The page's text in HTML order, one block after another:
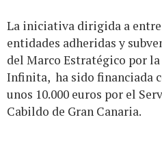
La iniciativa dirigida a entre
entidades adheridas y
del Marco Estratégico por
Infinita, ha sido financiada
unos 10.000 euros por el
Cabildo de Gran Canaria.